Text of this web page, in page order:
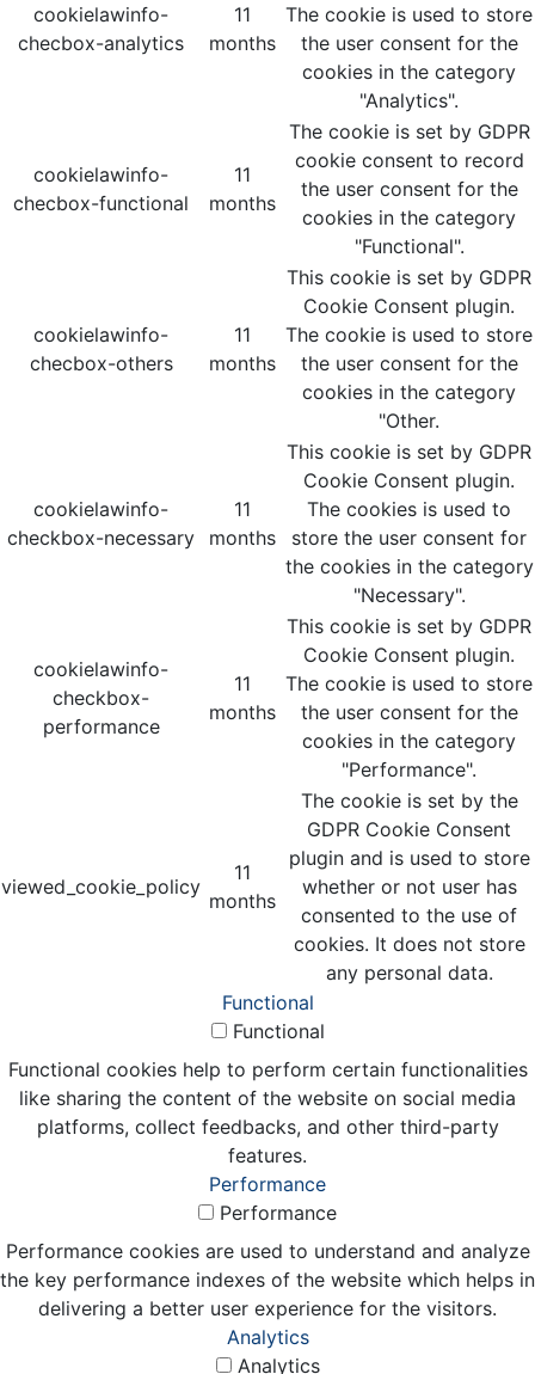
cookielawinfo-
checbox-analytics
11
months
The cookie is used to store
the user consent for the
cookies in the category
"Analytics".
cookielawinfo-
checbox-functional
11
months
The cookie is set by GDPR
cookie consent to record
the user consent for the
cookies in the category
"Functional".
cookielawinfo-
checbox-others
11
months
This cookie is set by GDPR
Cookie Consent plugin.
The cookie is used to store
the user consent for the
cookies in the category
"Other.
cookielawinfo-
checkbox-necessary
11
months
This cookie is set by GDPR
Cookie Consent plugin.
The cookies is used to
store the user consent for
the cookies in the category
"Necessary".
cookielawinfo-
checkbox-
performance
11
months
This cookie is set by GDPR
Cookie Consent plugin.
The cookie is used to store
the user consent for the
cookies in the category
"Performance".
viewed_cookie_policy
11
months
The cookie is set by the
GDPR Cookie Consent
plugin and is used to store
whether or not user has
consented to the use of
cookies. It does not store
any personal data.
Functional
Functional
Functional cookies help to perform certain functionalities
like sharing the content of the website on social media
platforms, collect feedbacks, and other third-party
features.
Performance
Performance
Performance cookies are used to understand and analyze
the key performance indexes of the website which helps in
delivering a better user experience for the visitors.
Analytics
Analytics